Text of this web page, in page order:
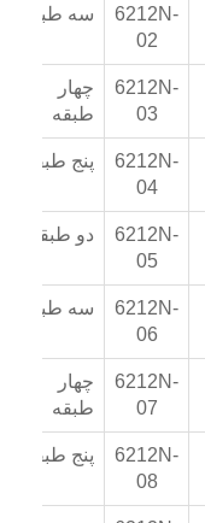
6212N-
02
سه طبقه
6212N-
03
چهار
طبقه
6212N-
04
پنج طبقه
6212N-
05
دو طبقه
6212N-
06
سه طبقه
6212N-
07
چهار
طبقه
6212N-
08
پنج طبقه